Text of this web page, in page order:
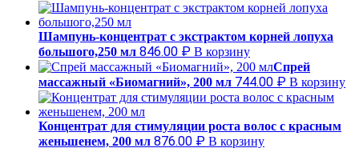
Шампунь-концентрат с экстрактом корней лопуха
большого,250 мл 846.00 ₽ В корзину
Спрей
массажный «Биомагний», 200 мл 744.00 ₽ В корзину
Концентрат для стимуляции роста волос с красным
женьшенем, 200 мл 876.00 ₽ В корзину